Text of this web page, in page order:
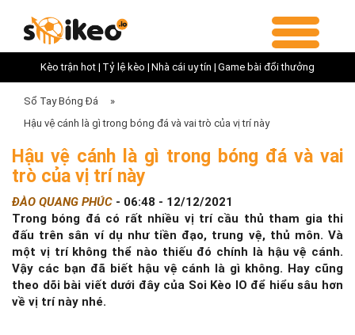
Kèo trận hot | Tỷ lệ kèo | Nhà cái uy tín | Game bài đổi thưởng
Sổ Tay Bóng Đá
»
Hậu vệ cánh là gì trong bóng đá và vai trò của vị trí này
Hậu vệ cánh là gì trong bóng đá và vai
trò của vị trí này
ĐÀO QUANG PHÚC - 06:48 - 12/12/2021
Trong bóng đá có rất nhiều vị trí cầu thủ tham gia thi
đấu trên sân ví dụ như tiền đạo, trung vệ, thủ môn. Và
một vị trí không thể nào thiếu đó chính là hậu vệ cánh.
Vậy các bạn đã biết hậu vệ cánh là gì không. Hay cũng
theo dõi bài viết dưới đây của Soi Kèo IO để hiểu sâu hơn
về vị trí này nhé.